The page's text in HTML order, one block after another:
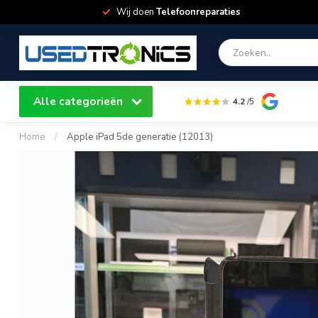
Wij doen Telefoonreparaties
Alle categorieën 4.2/5
Home / Apple iPad 5de generatie (12013)